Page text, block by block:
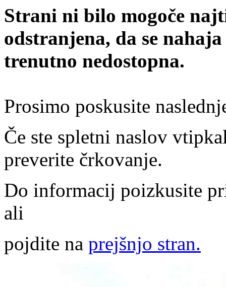
Strani ni bilo mogoče
odstranjena, da se
trenutno nedostopna.
Prosimo poskusite
Če ste spletni naslov
preverite črkovanje.
Do informacij poizkusite
ali
pojdite na prejšnjo stran.